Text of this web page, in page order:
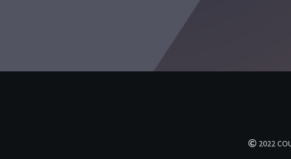
2022